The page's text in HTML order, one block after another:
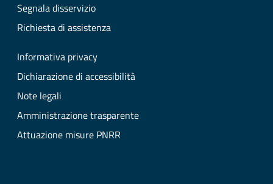
Segnala disservizio
Richiesta di assistenza
Informativa privacy
Dichiarazione di accessibilità
Note legali
Amministrazione trasparente
Attuazione misure PNRR